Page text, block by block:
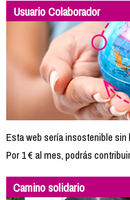
Usuario Colaborador
Esta web sería insostenible
Por 1 € al mes, podrás
Camino solidario